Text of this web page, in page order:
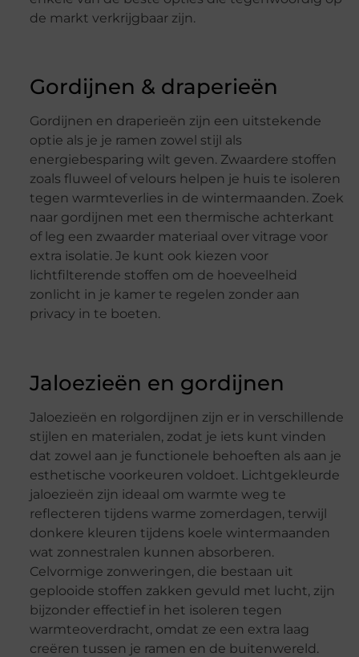
de markt verkrijgbaar zijn.
Gordijnen & draperieën
Gordijnen en draperieën zijn een uitstekende
optie als je je ramen zowel stijl als
energiebesparing wilt geven. Zwaardere stoffen
zoals fluweel of velours helpen je huis te isoleren
tegen warmteverlies in de wintermaanden. Zoek
naar gordijnen met een thermische achterkant
of leg een zwaarder materiaal over vitrage voor
extra isolatie. Je kunt ook kiezen voor
lichtfilterende stoffen om de hoeveelheid
zonlicht in je kamer te regelen zonder aan
privacy in te boeten.
Jaloezieën en gordijnen
Jaloezieën en rolgordijnen zijn er in verschillende
stijlen en materialen, zodat je iets kunt vinden
dat zowel aan je functionele behoeften als aan je
esthetische voorkeuren voldoet. Lichtgekleurde
jaloezieën zijn ideaal om warmte weg te
reflecteren tijdens warme zomerdagen, terwijl
donkere kleuren tijdens koele wintermaanden
wat zonnestralen kunnen absorberen.
Celvormige zonweringen, die bestaan uit
geplooide stoffen zakken gevuld met lucht, zijn
bijzonder effectief in het isoleren tegen
warmteoverdracht, omdat ze een extra laag
creëren tussen je ramen en de buitenwereld.